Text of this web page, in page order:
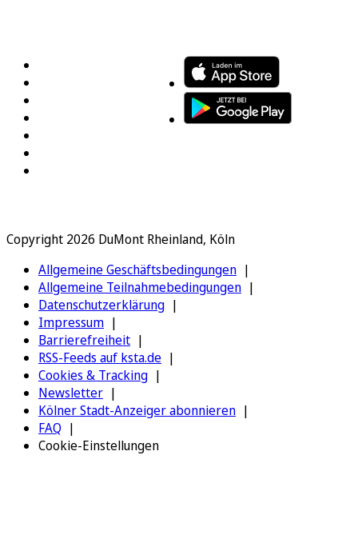
Copyright 2026 DuMont Rheinland, Köln
Allgemeine Geschäftsbedingungen
Allgemeine Teilnahmebedingungen
Datenschutzerklärung
Impressum
Barrierefreiheit
RSS-Feeds auf ksta.de
Cookies & Tracking
Newsletter
Kölner Stadt-Anzeiger abonnieren
FAQ
Cookie-Einstellungen